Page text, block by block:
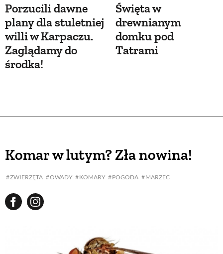
Porzucili dawne
plany dla stuletniej
willi w Karpaczu.
Zaglądamy do
środka!
Święta w
drewnianym
domku pod
Tatrami
Komar w lutym? Zła nowina!
ZWIERZĘTA OWADY KOMARY POGODA MARZEC